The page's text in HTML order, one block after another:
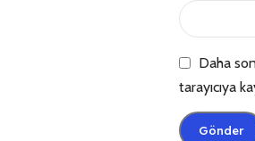
Daha
tarayıcıya